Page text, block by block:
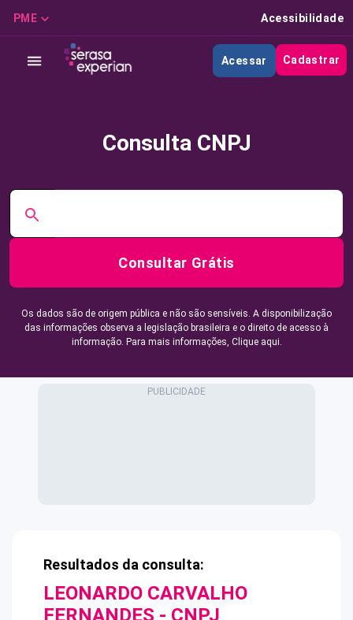
PME Acessibilidade
Acessar Cadastrar
Consulta CNPJ
Consultar Grátis
Os dados são de origem pública e não são sensíveis. A disponibilização
das informações observa a legislação brasileira e o direito de acesso à
informação. Para mais informações, Clique aqui.
Resultados da consulta:
LEONARDO CARVALHO
FERNANDES - CNPJ